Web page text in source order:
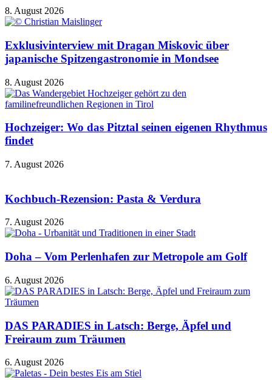
8. August 2026
Exklusivinterview mit Dragan Miskovic über
japanische Spitzengastronomie in Mondsee
8. August 2026
Hochzeiger: Wo das Pitztal seinen eigenen Rhythmus
findet
7. August 2026
Kochbuch-Rezension: Pasta & Verdura
7. August 2026
Doha – Vom Perlenhafen zur Metropole am Golf
6. August 2026
DAS PARADIES in Latsch: Berge, Äpfel und
Freiraum zum Träumen
6. August 2026